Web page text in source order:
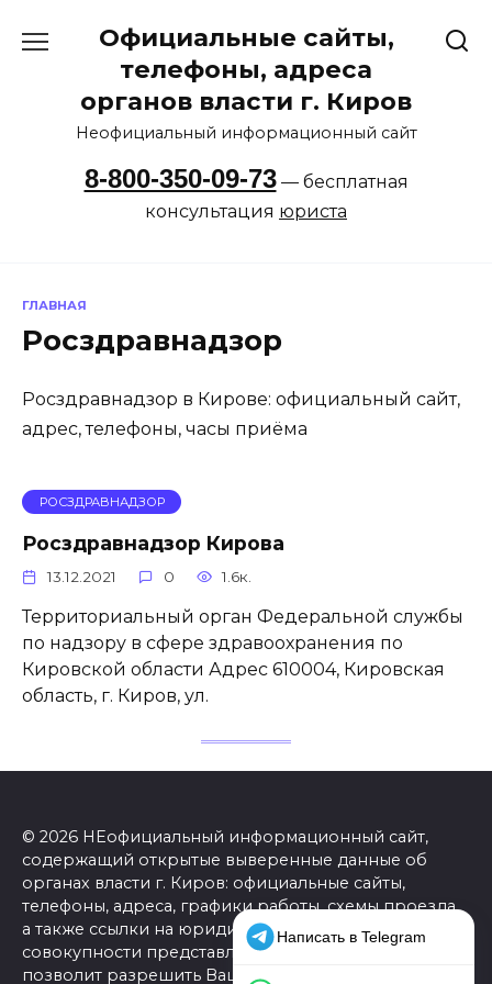
Официальные сайты,
телефоны, адреса
органов власти г. Киров
Неофициальный информационный сайт
8-800-350-09-73— бесплатная
консультация юриста
ГЛАВНАЯ
Росздравнадзор
Росздравнадзор в Кирове: официальный сайт,
адрес, телефоны, часы приёма
РОСЗДРАВНАДЗОР
Росздравнадзор Кирова
13.12.2021 0 1.6к.
Территориальный орган Федеральной службы
по надзору в сфере здравоохранения по
Кировской области Адрес 610004, Кировская
область, г. Киров, ул.
© 2026 НЕофициальный информационный сайт,
содержащий открытые выверенные данные об
органах власти г. Киров: официальные сайты,
телефоны, адреса, графики работы, схемы проезда,
а также ссылки на юридические фирмы. В
совокупности представленная информация
позволит разрешить Ваши вопросы в режиме